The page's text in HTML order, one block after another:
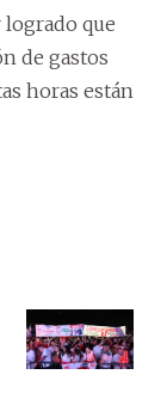
logrado que
de gastos
horas están